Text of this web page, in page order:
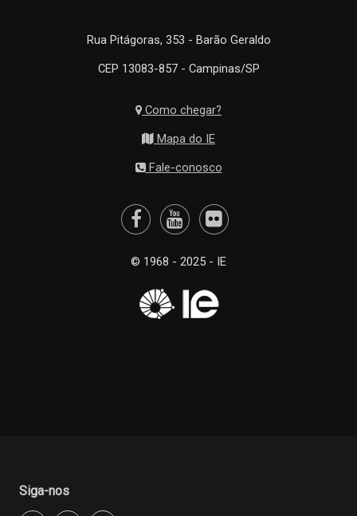
Rua Pitágoras, 353 - Barão Geraldo
CEP 13083-857 - Campinas/SP
Como chegar?
Mapa do IE
Fale-conosco
© 1968 - 2025 - IE
Siga-nos